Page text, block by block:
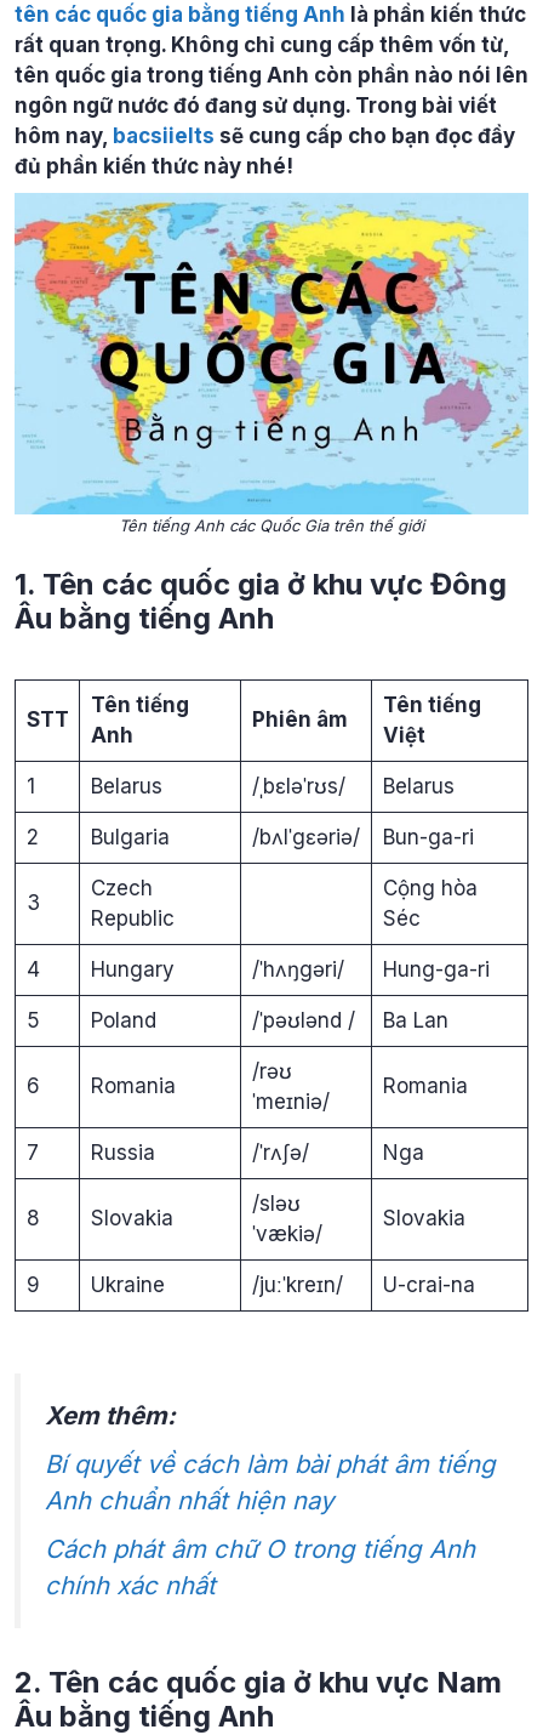
tên các quốc gia bằng tiếng Anh là phần kiến thức
rất quan trọng. Không chỉ cung cấp thêm vốn từ,
tên quốc gia trong tiếng Anh còn phần nào nói lên
ngôn ngữ nước đó đang sử dụng. Trong bài viết
hôm nay, bacsiielts sẽ cung cấp cho bạn đọc đầy
đủ phần kiến thức này nhé!
Tên tiếng Anh các Quốc Gia trên thế giới
1. Tên các quốc gia ở khu vực Đông
Âu bằng tiếng Anh
STT
Tên tiếng
Anh
Phiên âm
Tên tiếng
Việt
1 Belarus /ˌbɛləˈrʊs/ Belarus
2 Bulgaria /bʌlˈgɛəriə/ Bun-ga-ri
3
Czech
Republic
Cộng hòa
Séc
4 Hungary /ˈhʌŋgəri/ Hung-ga-ri
5 Poland /ˈpəʊlənd / Ba Lan
6 Romania
/rəʊ
ˈmeɪniə/
Romania
7 Russia /ˈrʌʃə/ Nga
8 Slovakia
/sləʊ
ˈvækiə/
Slovakia
9 Ukraine /juːˈkreɪn/ U-crai-na
Xem thêm:
Bí quyết về cách làm bài phát âm tiếng
Anh chuẩn nhất hiện nay
Cách phát âm chữ O trong tiếng Anh
chính xác nhất
2. Tên các quốc gia ở khu vực Nam
Âu bằng tiếng Anh